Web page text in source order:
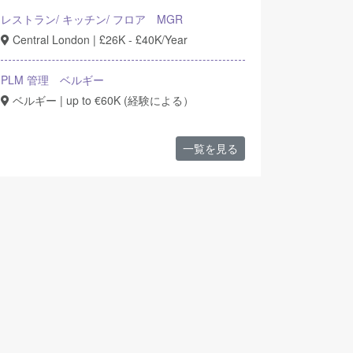
レストラン/ キッチン/ フロア MGR
Central London | £26K - £40K/Year
PLM 管理 ベルギー
ベルギー | up to €60K (経験による）
一覧を見る